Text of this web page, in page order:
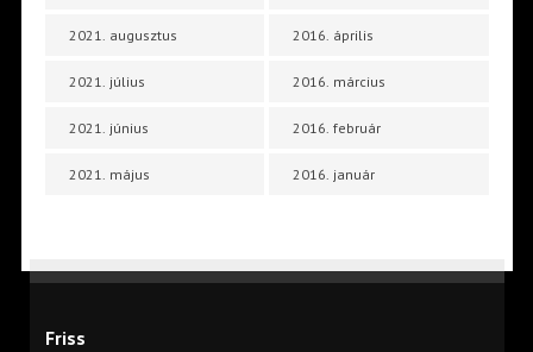
2021. augusztus
2021. július
2021. június
2021. május
2016. április
2016. március
2016. február
2016. január
Friss